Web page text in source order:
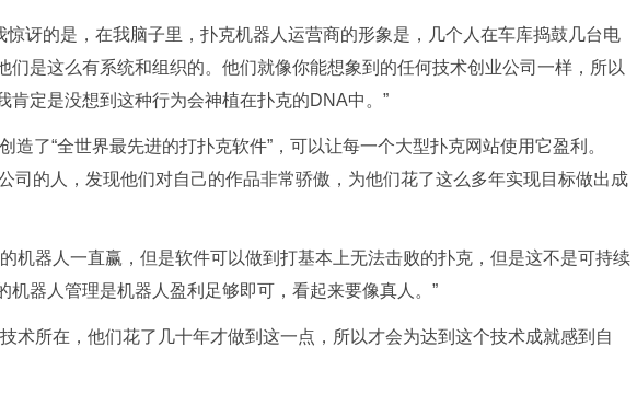
惊讶的是，在我脑子里，扑克机器人运营商的形象是，几个人在车库捣鼓几台电
们是这么有系统和组织的。他们就像你能想象到的任何技术创业公司一样，所以
肯定是没想到这种行为会神植在扑克的DNA中。”
造了“全世界最先进的打扑克软件”，可以让每一个大型扑克网站使用它盈利。
司的人，发现他们对自己的作品非常骄傲，为他们花了这么多年实现目标做出成
机器人一直赢，但是软件可以做到打基本上无法击败的扑克，但是这不是可持续
机器人管理是机器人盈利足够即可，看起来要像真人。”
术所在，他们花了几十年才做到这一点，所以才会为达到这个技术成就感到自